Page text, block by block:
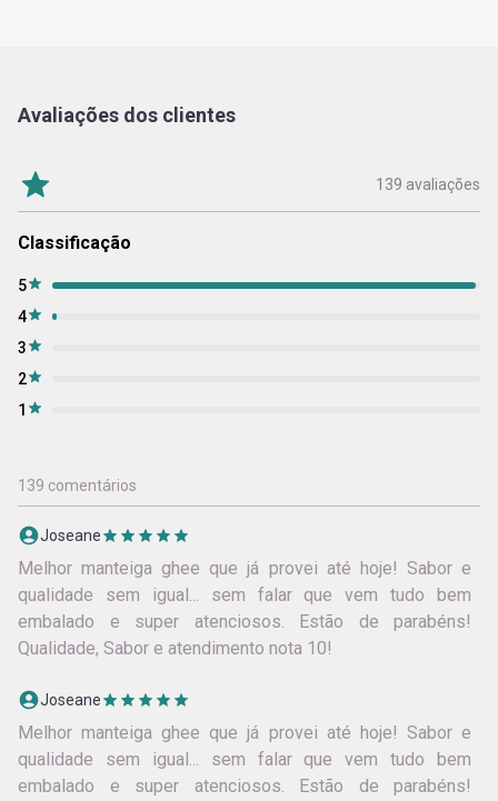
Avaliações dos clientes
139 avaliações
Classificação
5
4
3
2
1
139 comentários
Joseane
Melhor manteiga ghee que já provei até hoje! Sabor e
qualidade sem igual... sem falar que vem tudo bem
embalado e super atenciosos. Estão de parabéns!
Qualidade, Sabor e atendimento nota 10!
Joseane
Melhor manteiga ghee que já provei até hoje! Sabor e
qualidade sem igual... sem falar que vem tudo bem
embalado e super atenciosos. Estão de parabéns!